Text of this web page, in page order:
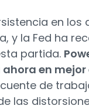
en los
y la Fed ha
partida.
en
de
las